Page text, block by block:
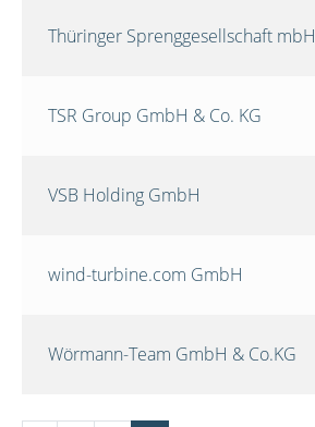
Thüringer Sprenggesellschaft mbH
TSR Group GmbH & Co. KG
VSB Holding GmbH
wind-turbine.com GmbH
Wörmann-Team GmbH & Co.KG